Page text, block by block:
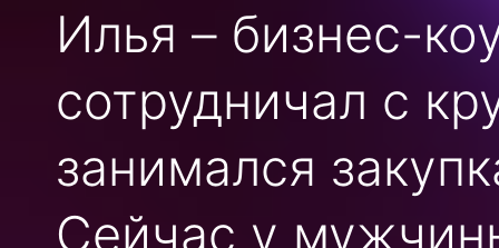
Илья – бизнес-
сотрудничал с
занимался
Сейчас у